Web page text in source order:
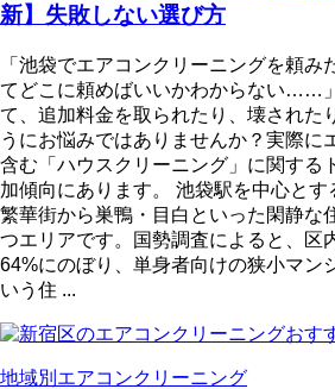
新】失敗しない選び方
「池袋でエアコンクリーニングを頼
てどこに頼めばいいかわからない……
て、追加料金を取られたり、壊された
うにお悩みではありませんか？実際に
含む「ハウスクリーニング」に関する
加傾向にあります。 池袋駅を中心と
繁華街から巣鴨・目白といった閑静な
つエリアです。国勢調査によると、区
64%にのぼり、単身者向けの狭小マン
いう住 ...
地域別エアコンクリーニング